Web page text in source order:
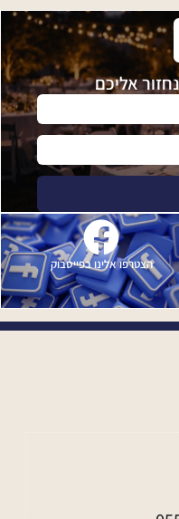
אליכם
הצטרפו אלינו בפייסבוק